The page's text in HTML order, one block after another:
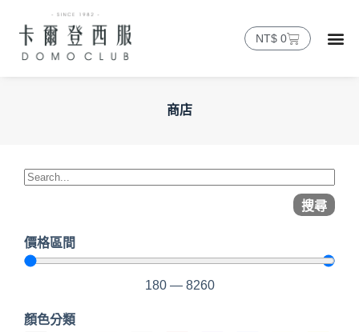
NT$ 0
商店
搜尋
價格區間
180 — 8260
顏色分類